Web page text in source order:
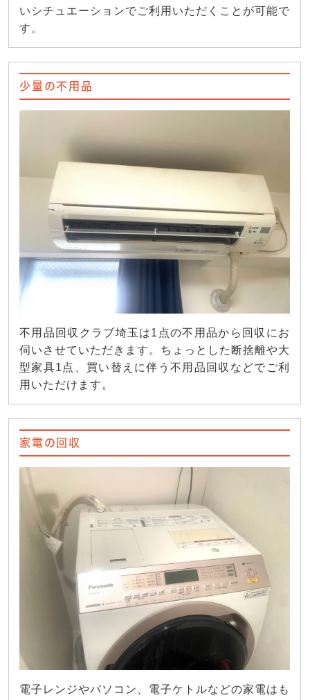
いシチュエーションでご利用いただくことが可能で
す。
少量の不用品
不用品回収クラブ埼玉は1点の不用品から回収にお
伺いさせていただきます。ちょっとした断捨離や大
型家具1点、買い替えに伴う不用品回収などでご利
用いただけます。
家電の回収
電子レンジやパソコン、電子ケトルなどの家電はも